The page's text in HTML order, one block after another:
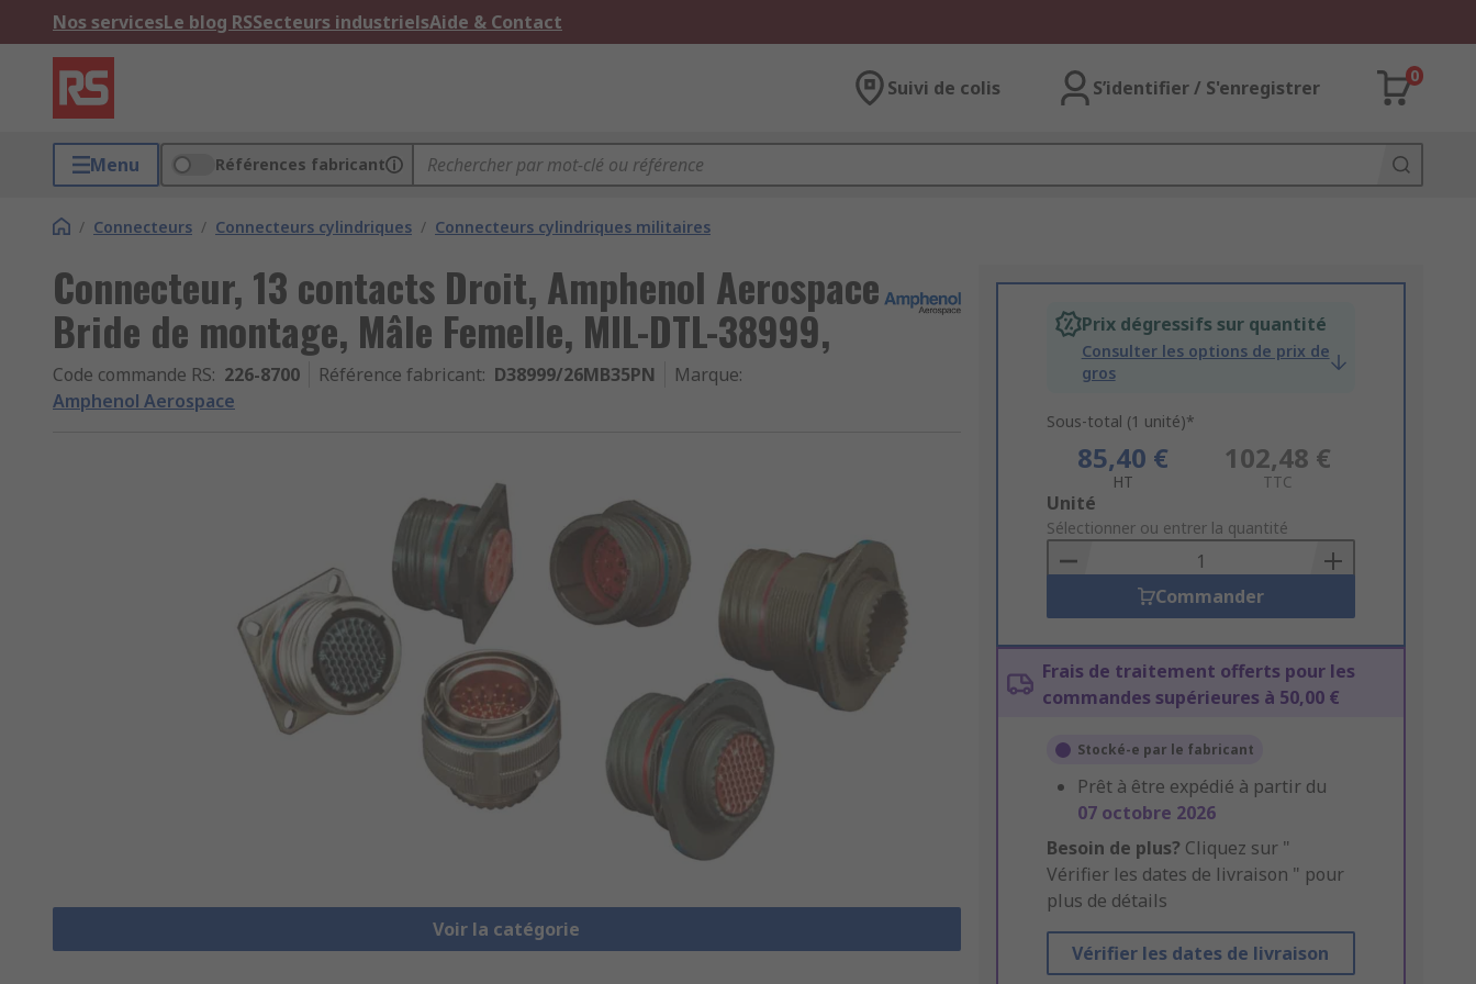
Nos servicesLe blog RSSecteurs industrielsAide & Contact
Suivi de colis S’identifier / S'enregistrer
0
Menu Références fabricant
/ Connecteurs / Connecteurs cylindriques / Connecteurs cylindriques militaires
Connecteur, 13 contacts Droit, Amphenol Aerospace
Bride de montage, Mâle Femelle, MIL-DTL-38999,
Code commande RS: 226-8700 Référence fabricant: D38999/26MB35PN Marque:
Amphenol Aerospace
Voir la catégorie
Prix dégressifs sur quantité
Consulter les options de prix de
gros
Sous-total (1 unité)*
85,40 €
HT
102,48 €
TTC
Add
to
Basket
Unité
Sélectionner ou entrer la quantité
Commander
Frais de traitement offerts pour les
commandes supérieures à 50,00 €
Stocké-e par le fabricant
Prêt à être expédié à partir du
07 octobre 2026
Besoin de plus? Cliquez sur "
Vérifier les dates de livraison " pour
plus de détails
Vérifier les dates de livraison